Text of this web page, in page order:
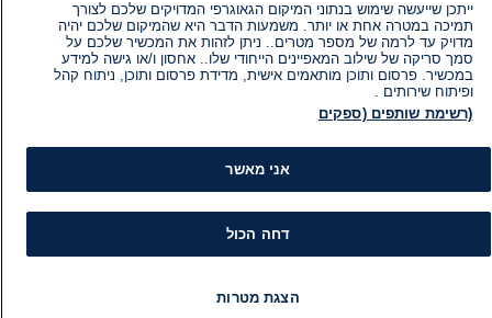
מידע
ייתכן שייעשה שימוש בנתוני המיקום הגאוגרפי המדויקים שלכם לצורך
תמיכה במטרה אחת או יותר. משמעות הדבר היא שהמיקום שלכם יהיה
מדויק עד לרמה של מספר מטרים.. ניתן לזהות את המכשיר שלכם על
סמך סריקה של שילוב המאפיינים הייחודי שלו.. אחסון ו/או גישה למידע
במכשיר. פרסום ותוכן מותאמים אישית, מדידת פרסום ותוכן, ניתוח קהל
ופיתוח שירותים .
(רשימת שותפים (ספקים
אני מאשר
דחה הכול
הצגת מטרות